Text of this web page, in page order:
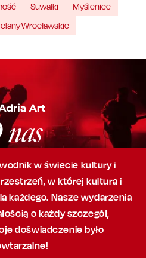
Suwałki
Myślenice
Wrocławskie
w świecie kultury i
w której kultura i
każdego. Nasze wydarzenia
o każdy szczegół,
doświadczenie było